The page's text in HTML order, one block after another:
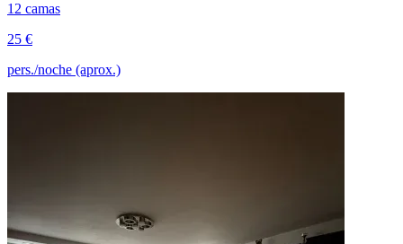
12 camas
25 €
pers./noche (aprox.)